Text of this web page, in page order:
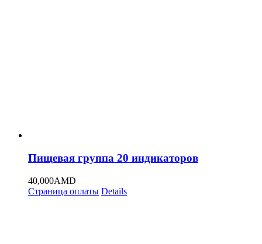
Пищевая группа 20 индикаторов
40,000AMD
Страница оплаты Details